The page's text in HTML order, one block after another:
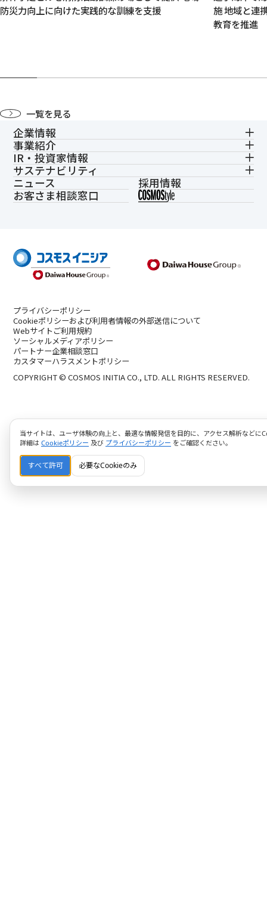
防災力向上に向けた実践的な訓練を支援
施 地域と連
教育を推進
一覧を見る
企業情報
事業紹介
IR・投資家情報
サステナビリティ
ニュース
採用情報
お客さま相談窓口
プライバシーポリシー
Cookieポリシーおよび利用者情報の外部送信について
Webサイトご利用規約
ソーシャルメディアポリシー
パートナー企業相談窓口
カスタマーハラスメントポリシー
COPYRIGHT © COSMOS INITIA CO., LTD. ALL RIGHTS RESERVED.
当サイトは、ユーザ体験の向上と、最適な情報発信を目的に、アクセス解析などに
詳細は Cookieポリシー 及び プライバシーポリシー をご確認ください。
すべて許可 必要なCookieのみ